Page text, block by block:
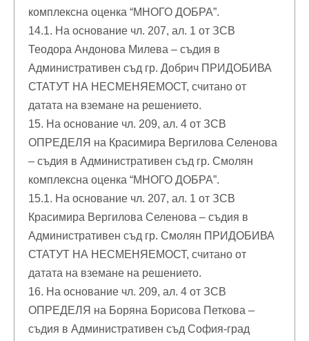
комплексна оценка “МНОГО ДОБРА”.
14.1. На основание чл. 207, ал. 1 от ЗСВ
Теодора Андонова Милева – съдия в
Административен съд гр. Добрич ПРИДОБИВА
СТАТУТ НА НЕСМЕНЯЕМОСТ, считано от
датата на вземане на решението.
15. На основание чл. 209, ал. 4 от ЗСВ
ОПРЕДЕЛЯ на Красимира Вергилова Селенова
– съдия в Административен съд гр. Смолян
комплексна оценка “МНОГО ДОБРА”.
15.1. На основание чл. 207, ал. 1 от ЗСВ
Красимира Вергилова Селенова – съдия в
Административен съд гр. Смолян ПРИДОБИВА
СТАТУТ НА НЕСМЕНЯЕМОСТ, считано от
датата на вземане на решението.
16. На основание чл. 209, ал. 4 от ЗСВ
ОПРЕДЕЛЯ на Боряна Борисова Петкова –
съдия в Административен съд София-град